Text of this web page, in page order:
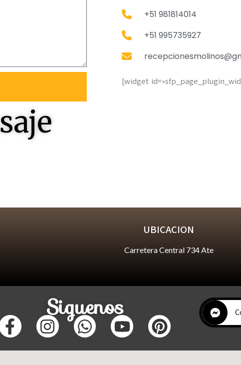
+51 981814014
+51 995735927
[widget
UBICACION
Carretera Central 734 Ate
Siguenos